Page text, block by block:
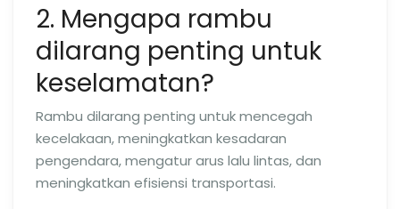
2. Mengapa rambu
dilarang penting untuk
keselamatan?
Rambu dilarang penting untuk mencegah
kecelakaan, meningkatkan kesadaran
pengendara, mengatur arus lalu lintas, dan
meningkatkan efisiensi transportasi.